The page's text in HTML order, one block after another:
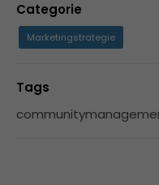
Categorie
Marketingstrategie
Tags